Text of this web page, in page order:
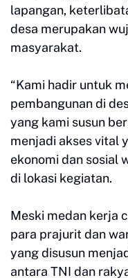
lapangan,
desa merupakan
masyarakat.
“Kami hadir untuk
pembangunan di
yang kami susun
menjadi akses vital
ekonomi dan sosial
di lokasi kegiatan.
Meski medan kerja
para prajurit dan
yang disusun
antara TNI dan